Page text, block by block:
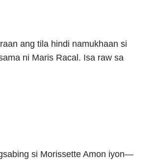
ang tila hindi namukhaan si
ni Maris Racal. Isa raw sa
si Morissette Amon iyon—